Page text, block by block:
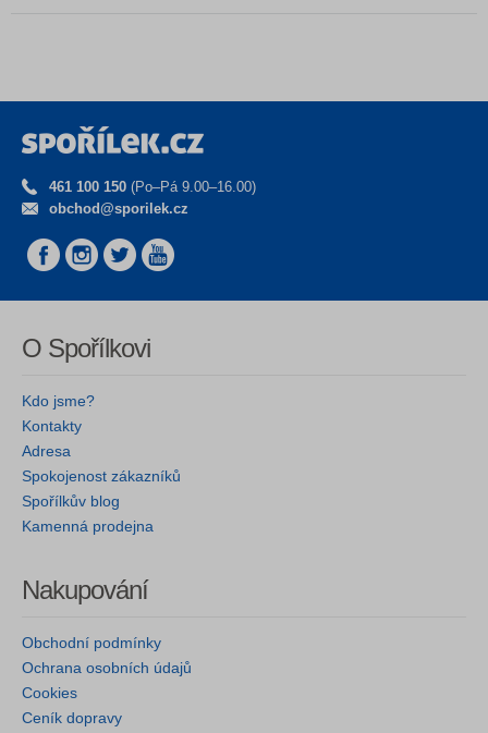
461 100 150 (Po–Pá 9.00–16.00)
obchod@sporilek.cz
O Spořílkovi
Kdo jsme?
Kontakty
Adresa
Spokojenost zákazníků
Spořílkův blog
Kamenná prodejna
Nakupování
Obchodní podmínky
Ochrana osobních údajů
Cookies
Ceník dopravy